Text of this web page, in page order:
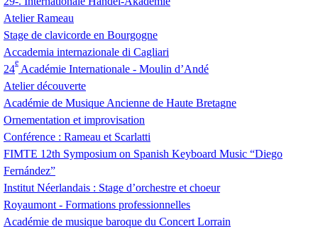
Atelier Rameau
Stage de clavicorde en Bourgogne
Accademia internazionale di Cagliari
24
e
Académie Internationale - Moulin d’Andé
Atelier découverte
Académie de Musique Ancienne de Haute Bretagne
Ornementation et improvisation
Conférence : Rameau et Scarlatti
FIMTE 12th Symposium on Spanish Keyboard Music “Diego
Fernández”
Institut Néerlandais : Stage d’orchestre et choeur
Royaumont - Formations professionnelles
Académie de musique baroque du Concert Lorrain